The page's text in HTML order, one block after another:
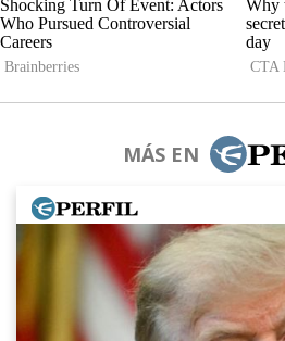
MÁS EN